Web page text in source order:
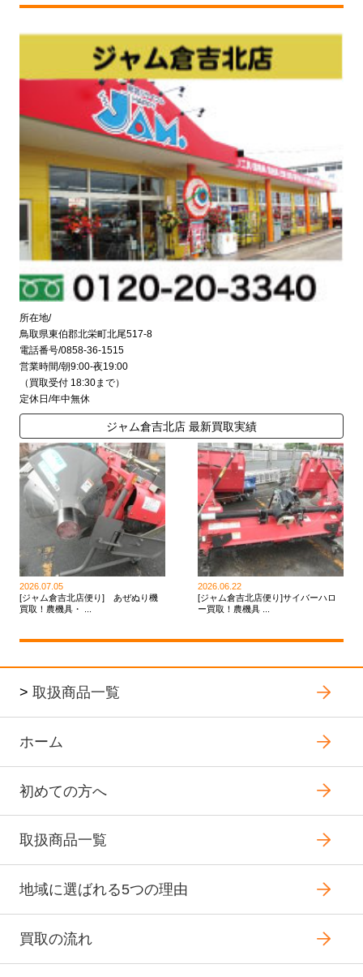
所在地/
鳥取県東伯郡北栄町北尾517-8
電話番号/0858-36-1515
営業時間/朝9:00-夜19:00
（買取受付 18:30まで）
定休日/年中無休
ジャム倉吉北店 最新買取実績
2026.07.05
[ジャム倉吉北店便り] あぜぬり機
買取！農機具・ ...
2026.06.22
[ジャム倉吉北店便り]サイバーハロ
ー買取！農機具 ...
> 取扱商品一覧
ホーム
初めての方へ
取扱商品一覧
地域に選ばれる5つの理由
買取の流れ